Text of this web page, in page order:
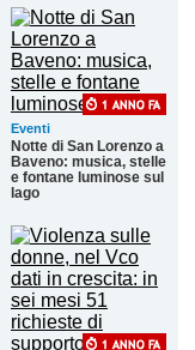
Eventi
Notte di San Lorenzo a
Baveno: musica, stelle
e fontane luminose sul
lago